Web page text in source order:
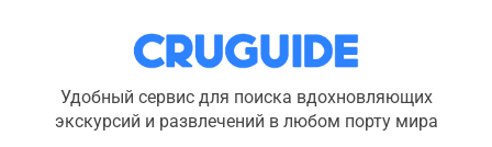
Удобный сервис для поиска вдохновляющих
экскурсий и развлечений в любом порту мира